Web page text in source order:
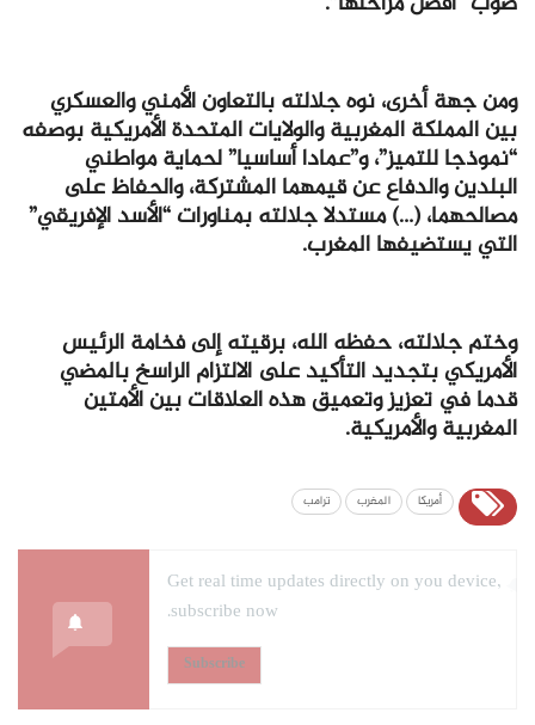
ومن جهة أخرى، نوه جلالته بالتعاون الأمني والعسكري
بين المملكة المغربية والولايات المتحدة الأمريكية بوصفه
“نموذجا للتميز”، و”عمادا أساسيا” لحماية مواطني
البلدين والدفاع عن قيمهما المشتركة، والحفاظ على
مصالحهما، (…) مستدلا جلالته بمناورات “الأسد الإفريقي”
التي يستضيفها المغرب.
وختم جلالته، حفظه الله، برقيته إلى فخامة الرئيس
الأمريكي بتجديد التأكيد على الالتزام الراسخ بالمضي
قدما في تعزيز وتعميق هذه العلاقات بين الأمتين
المغربية والأمريكية.
أمريكا المغرب ترامب
Get real time updates directly on you device,
subscribe now.
Subscribe